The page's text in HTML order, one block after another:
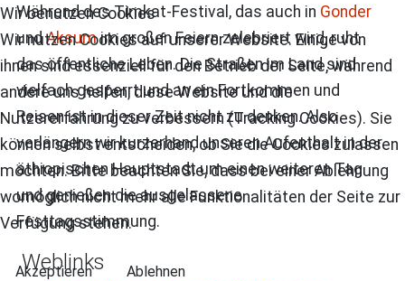
Während des Timkat-Festival, das auch in Gonder
undAksumim großen Feiern zelebriert wird, ruht
das öffentliche Leben. Die Straßen im Land sind
vielfach gesperrt und an ein Fortkommen und
Reisen ist in dieser Zeit nicht zu denken. Also
verlängern wir kurzerhand unseren Aufenthalt in der
äthiopischen Hauptstadt um einen weiteren Tag
und genießen die ausgelassene
Festtagsstimmung.
Weblinks
Wir benutzen Cookies
Wir nutzen Cookies auf unserer Website. Einige von
ihnen sind essenziell für den Betrieb der Seite, während
andere uns helfen, diese Website und die
Nutzererfahrung zu verbessern (Tracking Cookies). Sie
können selbst entscheiden, ob Sie die Cookies zulassen
möchten. Bitte beachten Sie, dass bei einer Ablehnung
womöglich nicht mehr alle Funktionalitäten der Seite zur
Verfügung stehen.
Akzeptieren Ablehnen